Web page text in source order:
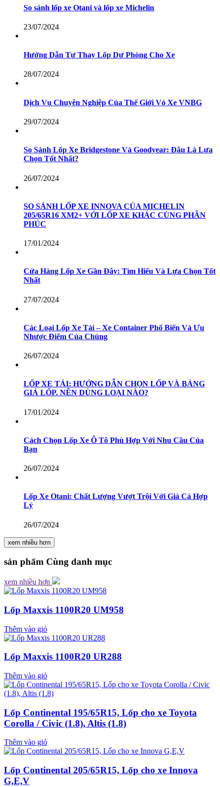
So sánh lốp xe Otani và lốp xe Michelin
23/07/2024
Hướng Dẫn Tự Thay Lốp Dự Phòng Cho Xe
28/07/2024
Dịch Vụ Chuyên Nghiệp Của Thế Giới Vỏ Xe VNBG
29/07/2024
So Sánh Lốp Xe Bridgestone Và Goodyear: Đâu Là Lựa
Chọn Tốt Nhất?
26/07/2024
SO SÁNH LỐP XE INNOVA CỦA MICHELIN
205/65R16 XM2+ VỚI LỐP XE KHÁC CÙNG PHÂN
PHÚC
17/01/2024
Cửa Hàng Lốp Xe Gần Đây: Tìm Hiểu Và Lựa Chọn Tốt
Nhất
27/07/2024
Các Loại Lốp Xe Tải – Xe Container Phổ Biến Và Ưu
Nhược Điểm Của Chúng
26/07/2024
LỐP XE TẢI: HƯỚNG DẪN CHỌN LỐP VÀ BẢNG
GIÁ LỐP. NÊN DÙNG LOẠI NÀO?
17/01/2024
Cách Chọn Lốp Xe Ô Tô Phù Hợp Với Nhu Cầu Của
Bạn
26/07/2024
Lốp Xe Otani: Chất Lượng Vượt Trội Với Giá Cả Hợp
Lý
26/07/2024
xem nhiều hơn
sản phẩm Cùng danh mục
xem nhiều hơn
Lốp Maxxis 1100R20 UM958
Thêm vào giỏ
Lốp Maxxis 1100R20 UR288
Thêm vào giỏ
Lốp Continental 195/65R15, Lốp cho xe Toyota
Corolla / Civic (1.8), Altis (1.8)
Thêm vào giỏ
Lốp Continental 205/65R15, Lốp cho xe Innova
G,E,V